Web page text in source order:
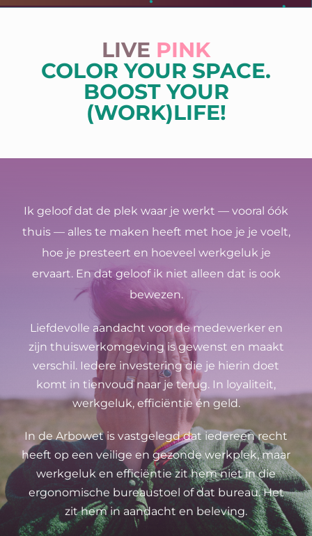
Winkelwagen
LIVE PINK
COLOR YOUR SPACE.
BOOST YOUR
(WORK)LIFE!
Ik geloof dat de plek waar je werkt — vooral óók
thuis — alles te maken heeft met hoe je je voelt,
hoe je presteert en hoeveel werkgeluk je
ervaart. En dat geloof ik niet alleen dat is ook
bewezen.
Liefdevolle aandacht voor de medewerker en
zijn thuiswerkomgeving is gewenst en maakt
verschil. Iedere investering die je hierin doet
komt in tienvoud naar je terug. In loyaliteit,
werkgeluk, efficiëntie én geld.
In de Arbowet is vastgelegd dat iedereen recht
heeft op een veilige en gezonde werkplek, maar
werkgeluk en efficiëntie zit hem niet in die
ergonomische bureaustoel of dat bureau. Het
zit hem in aandacht en beleving.